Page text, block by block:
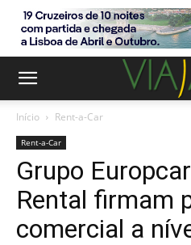
Início Rent-a-Car
Rent-a-Car
Grupo
Rental firmam
comercial a